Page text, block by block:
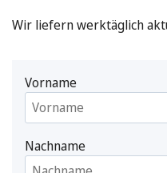
Wir liefern werktäglich
Vorname
Nachname